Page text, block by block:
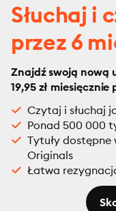
Słuchaj i
przez 6
Znajdź swoją nową
19,95 zł
Czytaj i słuchaj
Ponad 500 000
Tytuły
Originals
Łatwa